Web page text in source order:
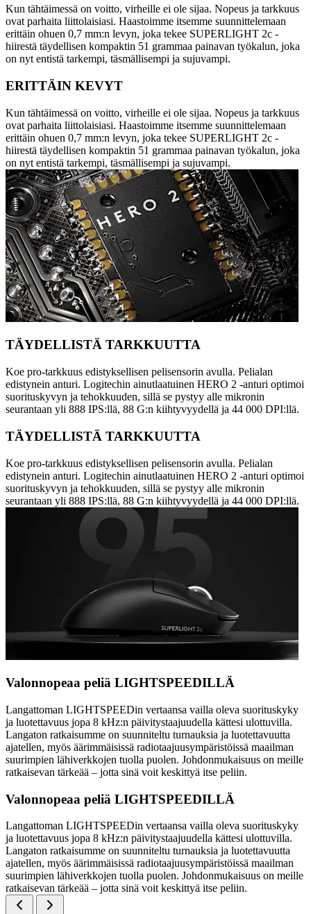
Kun tähtäimessä on voitto, virheille ei ole sijaa. Nopeus ja tarkkuus
ovat parhaita liittolaisiasi. Haastoimme itsemme suunnittelemaan
erittäin ohuen 0,7 mm:n levyn, joka tekee SUPERLIGHT 2c -
hiirestä täydellisen kompaktin 51 grammaa painavan työkalun, joka
on nyt entistä tarkempi, täsmällisempi ja sujuvampi.
ERITTÄIN KEVYT
Kun tähtäimessä on voitto, virheille ei ole sijaa. Nopeus ja tarkkuus
ovat parhaita liittolaisiasi. Haastoimme itsemme suunnittelemaan
erittäin ohuen 0,7 mm:n levyn, joka tekee SUPERLIGHT 2c -
hiirestä täydellisen kompaktin 51 grammaa painavan työkalun, joka
on nyt entistä tarkempi, täsmällisempi ja sujuvampi.
TÄYDELLISTÄ TARKKUUTTA
Koe pro-tarkkuus edistyksellisen pelisensorin avulla. Pelialan
edistynein anturi. Logitechin ainutlaatuinen HERO 2 -anturi optimoi
suorituskyvyn ja tehokkuuden, sillä se pystyy alle mikronin
seurantaan yli 888 IPS:llä, 88 G:n kiihtyvyydellä ja 44 000 DPI:llä.
TÄYDELLISTÄ TARKKUUTTA
Koe pro-tarkkuus edistyksellisen pelisensorin avulla. Pelialan
edistynein anturi. Logitechin ainutlaatuinen HERO 2 -anturi optimoi
suorituskyvyn ja tehokkuuden, sillä se pystyy alle mikronin
seurantaan yli 888 IPS:llä, 88 G:n kiihtyvyydellä ja 44 000 DPI:llä.
Valonnopeaa peliä LIGHTSPEEDILLÄ
Langattoman LIGHTSPEEDin vertaansa vailla oleva suorituskyky
ja luotettavuus jopa 8 kHz:n päivitystaajuudella kättesi ulottuvilla.
Langaton ratkaisumme on suunniteltu turnauksia ja luotettavuutta
ajatellen, myös äärimmäisissä radiotaajuusympäristöissä maailman
suurimpien lähiverkkojen tuolla puolen. Johdonmukaisuus on meille
ratkaisevan tärkeää – jotta sinä voit keskittyä itse peliin.
Valonnopeaa peliä LIGHTSPEEDILLÄ
Langattoman LIGHTSPEEDin vertaansa vailla oleva suorituskyky
ja luotettavuus jopa 8 kHz:n päivitystaajuudella kättesi ulottuvilla.
Langaton ratkaisumme on suunniteltu turnauksia ja luotettavuutta
ajatellen, myös äärimmäisissä radiotaajuusympäristöissä maailman
suurimpien lähiverkkojen tuolla puolen. Johdonmukaisuus on meille
ratkaisevan tärkeää – jotta sinä voit keskittyä itse peliin.